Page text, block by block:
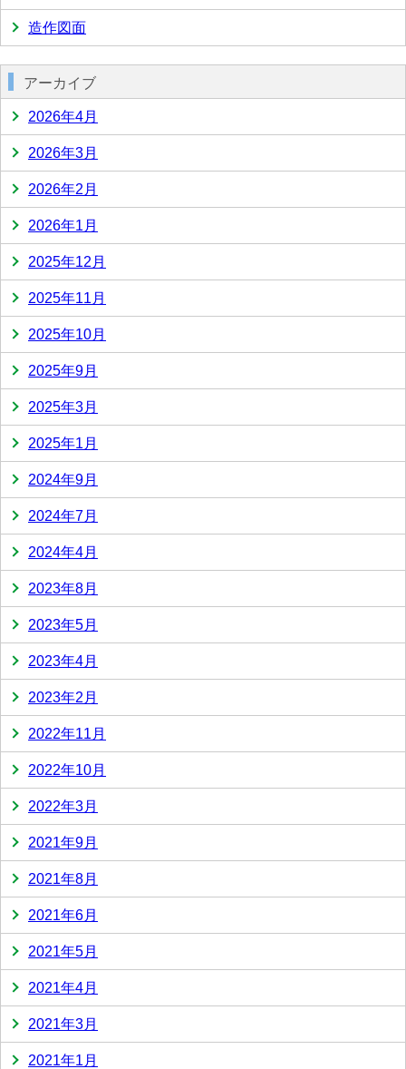
造作図面
アーカイブ
2026年4月
2026年3月
2026年2月
2026年1月
2025年12月
2025年11月
2025年10月
2025年9月
2025年3月
2025年1月
2024年9月
2024年7月
2024年4月
2023年8月
2023年5月
2023年4月
2023年2月
2022年11月
2022年10月
2022年3月
2021年9月
2021年8月
2021年6月
2021年5月
2021年4月
2021年3月
2021年1月